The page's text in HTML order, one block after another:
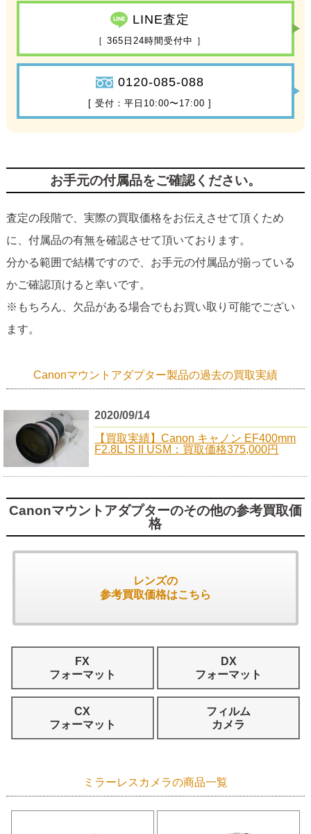
LINE査定
［ 365日24時間受付中 ］
0120-085-088
[ 受付：平日10:00〜17:00 ]
お手元の付属品をご確認ください。
査定の段階で、実際の買取価格をお伝えさせて頂くため
に、付属品の有無を確認させて頂いております。
分かる範囲で結構ですので、お手元の付属品が揃っている
かご確認頂けると幸いです。
※もちろん、欠品がある場合でもお買い取り可能でござい
ます。
Canonマウントアダプター製品の過去の買取実績
2020/09/14
【買取実績】Canon キャノン EF400mm
F2.8L IS II USM：買取価格375,000円
Canonマウントアダプターのその他の参考買取価
格
レンズの
参考買取価格はこちら
FX
フォーマット
DX
フォーマット
CX
フォーマット
フィルム
カメラ
ミラーレスカメラの商品一覧